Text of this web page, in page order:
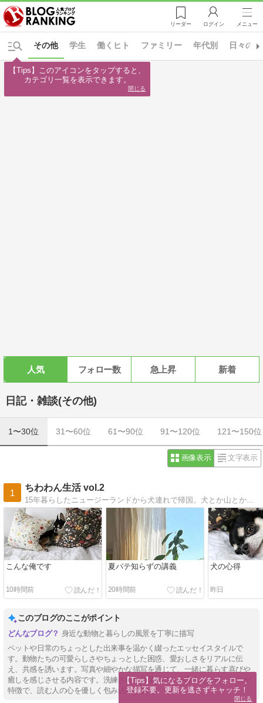
リーダー ログイン メニュー
学生 働くヒト ファミリー 年代別 日々の
その他
人気 フォロー数 急上昇 新着
日記・雑談(その他)
1〜30位 31〜60位 61〜90位 91〜120位 121〜150位
画像表示 文字表示
1
ちわわん生活 vol.2
15年暮らしたニュージーランドから犬連れで帰国。犬とか山とか温泉とか海外生活とかあれこれ。
こんな俺です
10時間前
夏バテ知らずの講義
20時間前
犬の心得
昨日
このブログのここがポイント
身近な動物と暮らしの風景を丁寧に描写
ペットや日常のちょっとした出来事を温かく綴ったエッセイスタイルで
す。動物たちの可愛らしさやちょっとした困惑、愛おしさをリアルに伝
え、共感を誘います。写真や細やかな描写を通じて、一緒に暮らす喜びや
癒しを感じさせる内容です。洗練された言葉選びと心温まるエピソードが
特徴で、読む人の心を優しく包み込みます。
【Tips】このアイコンをタップすると、
カテゴリ一覧を表示できます。
閉じる
【Tips】気になるブログをフォロー。
登録不要。更新を逃さずキャッチ！
閉じる